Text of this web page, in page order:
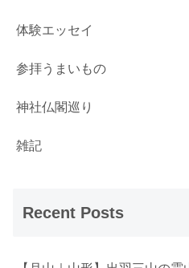
体験エッセイ
参拝うまいもの
神社仏閣巡り
雑記
Recent Posts